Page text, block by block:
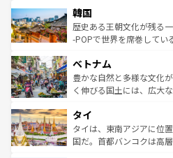
ワイを、存分に味わってほしい。 なお、新着
はコンテンツ一覧を参照
いる。アクティビティも
ビング、ハイキングなど
い。オーストラリアの多
参照してほしい。
ン）、静ひつな山岳地帯
と山間の静けさが共存し
驚きをもたらしてくれる
容にもいいと評判のスイ
が味わえる。 なお
照してほしい。
韓国
歴史ある王朝文化が残る
-POPで世界を席巻してい
き、地方に足を延ばせば
できる。そして、キムチ
まで、さまざまな韓国料
リティに包まれながら、
わってみ
覧を参照してほしい。
ベトナム
豊かな自然と多様な文化
く伸びる国土には、広大
急速な発展と共に伝統が
ーチミン市のフランス統
醸し出している。また、
タイ
タイは、東南アジアに位
国だ。首都バンコクは高